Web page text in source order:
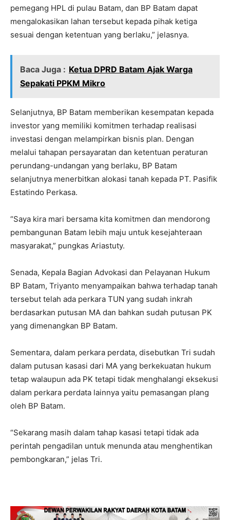
pemegang HPL di pulau Batam, dan BP Batam dapat
mengalokasikan lahan tersebut kepada pihak ketiga
sesuai dengan ketentuan yang berlaku,” jelasnya.
Baca Juga : Ketua DPRD Batam Ajak Warga
Sepakati PPKM Mikro
Selanjutnya, BP Batam memberikan kesempatan kepada
investor yang memiliki komitmen terhadap realisasi
investasi dengan melampirkan bisnis plan. Dengan
melalui tahapan persayaratan dan ketentuan peraturan
perundang-undangan yang berlaku, BP Batam
selanjutnya menerbitkan alokasi tanah kepada PT. Pasifik
Estatindo Perkasa.
“Saya kira mari bersama kita komitmen dan mendorong
pembangunan Batam lebih maju untuk kesejahteraan
masyarakat,” pungkas Ariastuty.
Senada, Kepala Bagian Advokasi dan Pelayanan Hukum
BP Batam, Triyanto menyampaikan bahwa terhadap tanah
tersebut telah ada perkara TUN yang sudah inkrah
berdasarkan putusan MA dan bahkan sudah putusan PK
yang dimenangkan BP Batam.
Sementara, dalam perkara perdata, disebutkan Tri sudah
dalam putusan kasasi dari MA yang berkekuatan hukum
tetap walaupun ada PK tetapi tidak menghalangi eksekusi
dalam perkara perdata lainnya yaitu pemasangan plang
oleh BP Batam.
“Sekarang masih dalam tahap kasasi tetapi tidak ada
perintah pengadilan untuk menunda atau menghentikan
pembongkaran,” jelas Tri.